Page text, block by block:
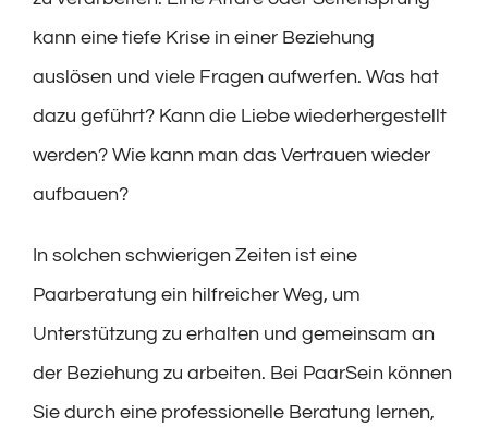
kann eine tiefe Krise in einer Beziehung
auslösen und viele Fragen aufwerfen. Was hat
dazu geführt? Kann die Liebe wiederhergestellt
werden? Wie kann man das Vertrauen wieder
aufbauen?
In solchen schwierigen Zeiten ist eine
Paarberatung ein hilfreicher Weg, um
Unterstützung zu erhalten und gemeinsam an
der Beziehung zu arbeiten. Bei PaarSein können
Sie durch eine professionelle Beratung lernen,